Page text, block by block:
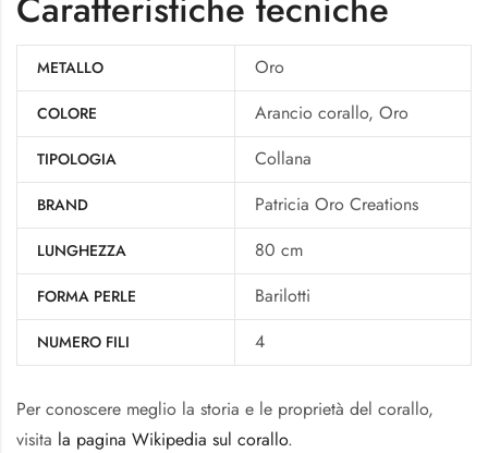
METALLO Oro
COLORE Arancio corallo, Oro
TIPOLOGIA Collana
BRAND Patricia Oro Creations
LUNGHEZZA 80 cm
FORMA PERLE Barilotti
NUMERO FILI 4
Per conoscere meglio la storia e le proprietà del corallo,
visita la pagina Wikipedia sul corallo.